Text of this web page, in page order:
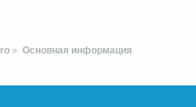
» Основная информация